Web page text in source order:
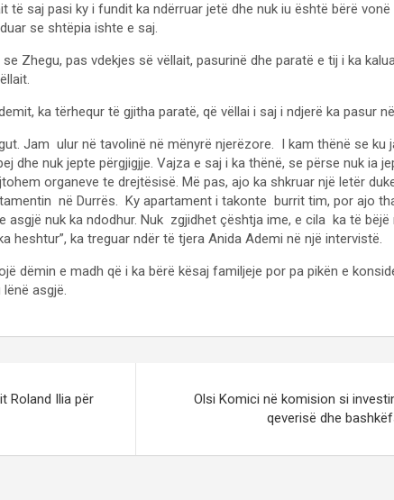
të saj pasi ky i fundit ka ndërruar jetë dhe nuk iu është bërë
se shtëpia ishte e saj.
Zhegu, pas vdekjes së vëllait, pasurinë dhe paratë e tij i ka
ka tërhequr të gjitha paratë, që vëllai i saj i ndjerë ka pasur
Jam ulur në tavolinë në mënyrë njerëzore. I kam thënë se ku
dhe nuk jepte përgjigjje. Vajza e saj i ka thënë, se përse nuk ia
organeve te drejtësisë. Më pas, ajo ka shkruar një letër
në Durrës. Ky apartament i takonte burrit tim, por ajo
asgjë nuk ka ndodhur. Nuk zgjidhet çështja ime, e cila ka të bëjë
heshtur”, ka treguar ndër të tjera Anida Ademi në një intervistë.
dëmin e madh që i ka bërë kësaj familjeje por pa pikën e
asgjë.
Roland Ilia për
Olsi Komici në komision si
qeverisë dhe